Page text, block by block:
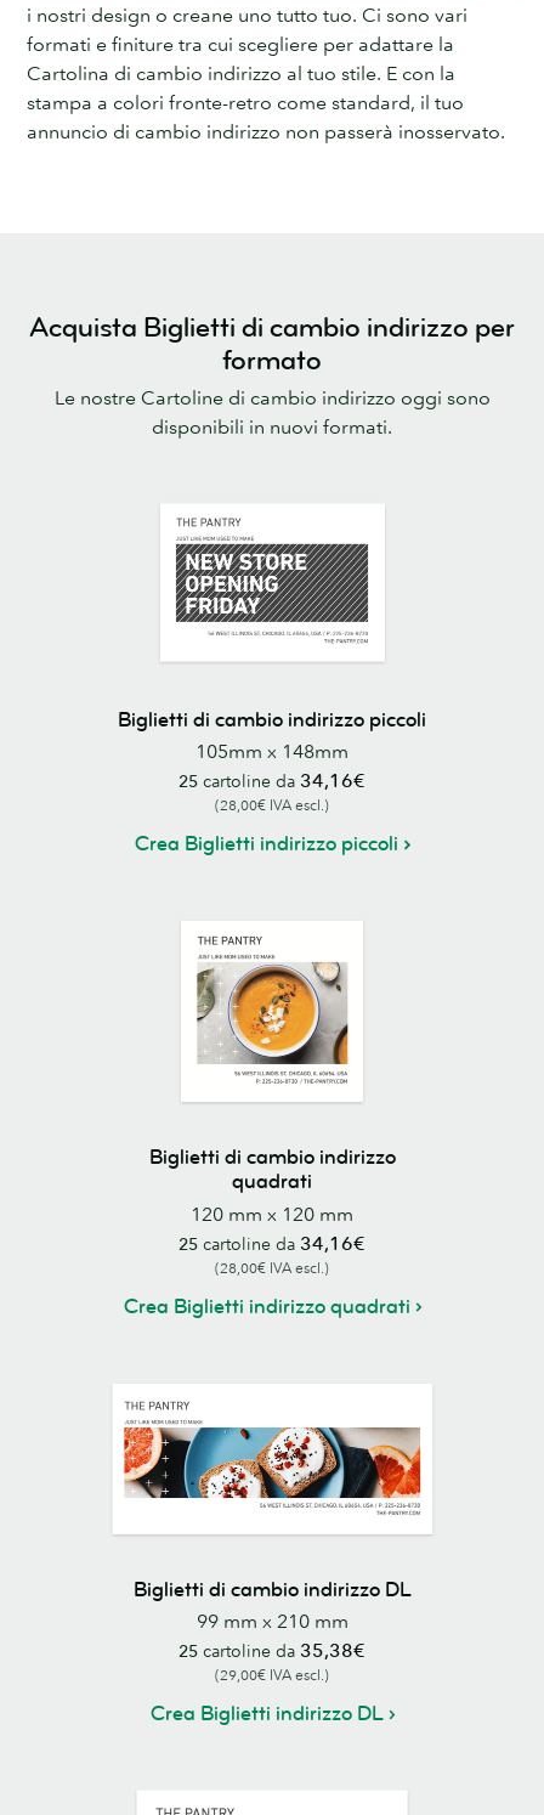
i nostri design o creane uno tutto tuo. Ci sono vari
formati e finiture tra cui scegliere per adattare la
Cartolina di cambio indirizzo al tuo stile. E con la
stampa a colori fronte-retro come standard, il tuo
annuncio di cambio indirizzo non passerà inosservato.
Acquista Biglietti di cambio indirizzo per
formato
Le nostre Cartoline di cambio indirizzo oggi sono
disponibili in nuovi formati.
Biglietti di cambio indirizzo piccoli
105mm x 148mm
25 cartoline da 34,16€
(28,00€ IVA escl.)
Crea Biglietti indirizzo piccoli
Biglietti di cambio indirizzo
quadrati
120 mm x 120 mm
25 cartoline da 34,16€
(28,00€ IVA escl.)
Crea Biglietti indirizzo quadrati
Biglietti di cambio indirizzo DL
99 mm x 210 mm
25 cartoline da 35,38€
(29,00€ IVA escl.)
Crea Biglietti indirizzo DL